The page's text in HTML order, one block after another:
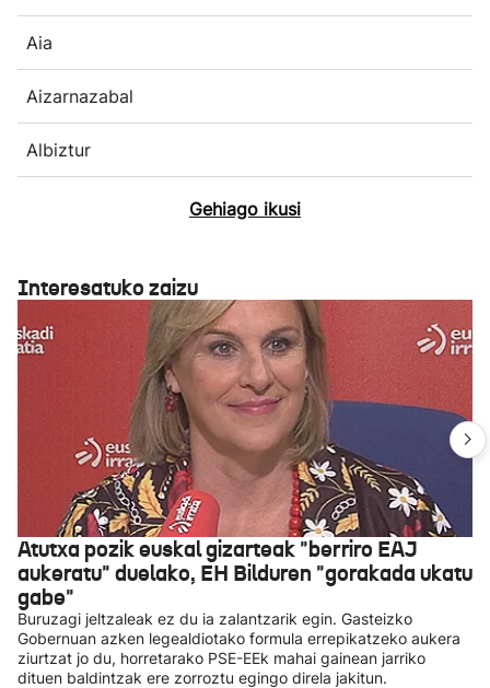
Aia
Aizarnazabal
Albiztur
Gehiago ikusi
Interesatuko zaizu
Atutxa pozik euskal gizarteak "berriro EAJ
aukeratu" duelako, EH Bilduren "gorakada ukatu
gabe"
Buruzagi jeltzaleak ez du ia zalantzarik egin. Gasteizko
Gobernuan azken legealdiotako formula errepikatzeko aukera
ziurtzat jo du, horretarako PSE-EEk mahai gainean jarriko
dituen baldintzak ere zorroztu egingo direla jakitun.